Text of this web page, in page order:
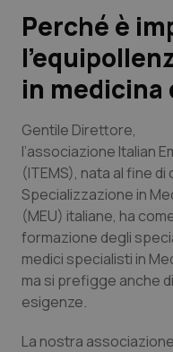
Lavoro e Professioni
Scienza e Farmaci
Studi e Analisi
Lettere al direttore
Edizioni Regionali
QS Pro
Professionisti
Abruzzo
QS Pro Gold
Perché è
in medicina
Gentile Direttore,
l’associazione Italian
(ITEMS), nata al fine
Specializzazione in
(MEU) italiane, ha
formazione degli
medici specialisti in
ma si prefigge anche
esigenze.
La nostra